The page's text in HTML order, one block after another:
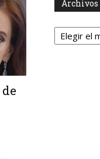
Archivos
Archivos